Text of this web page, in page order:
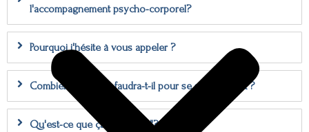
l'accompagnement psycho-corporel?
Pourquoi j'hésite à vous appeler ?
Combien de temps faudra-t-il pour se sentir mieux ?
Qu'est-ce que ça "n'est pas"?